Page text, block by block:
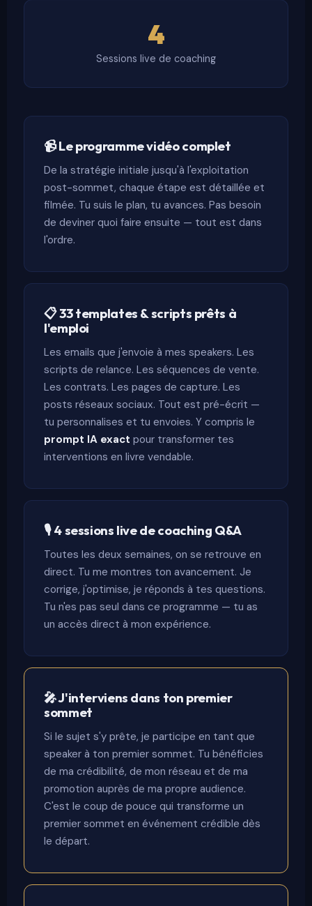
4
Sessions live de coaching
📹 Le programme vidéo complet
De la stratégie initiale jusqu'à l'exploitation
post-sommet, chaque étape est détaillée et
filmée. Tu suis le plan, tu avances. Pas besoin
de deviner quoi faire ensuite — tout est dans
l'ordre.
📋 33 templates & scripts prêts à
l'emploi
Les emails que j'envoie à mes speakers. Les
scripts de relance. Les séquences de vente.
Les contrats. Les pages de capture. Les
posts réseaux sociaux. Tout est pré-écrit —
tu personnalises et tu envoies. Y compris le
prompt IA exact pour transformer tes
interventions en livre vendable.
🎙 4 sessions live de coaching Q&A
Toutes les deux semaines, on se retrouve en
direct. Tu me montres ton avancement. Je
corrige, j'optimise, je réponds à tes questions.
Tu n'es pas seul dans ce programme — tu as
un accès direct à mon expérience.
🎤 J'interviens dans ton premier
sommet
Si le sujet s'y prête, je participe en tant que
speaker à ton premier sommet. Tu bénéficies
de ma crédibilité, de mon réseau et de ma
promotion auprès de ma propre audience.
C'est le coup de pouce qui transforme un
premier sommet en événement crédible dès
le départ.